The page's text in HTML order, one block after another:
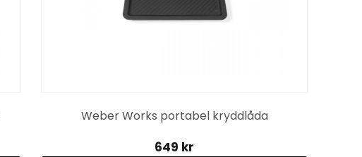
Weber Works portabel kryddlåda
649 kr